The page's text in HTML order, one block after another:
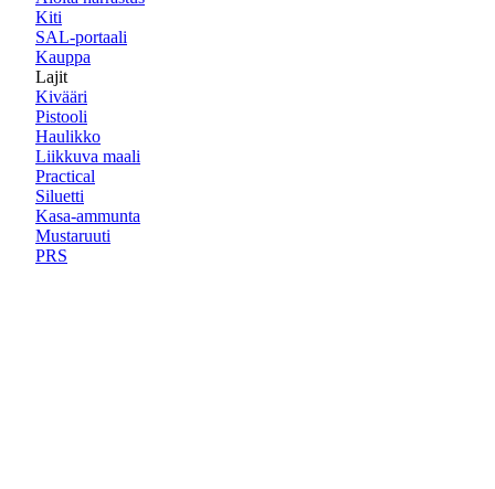
Kiti
SAL-portaali
Kauppa
Lajit
Kivääri
Pistooli
Haulikko
Liikkuva maali
Practical
Siluetti
Kasa-ammunta
Mustaruuti
PRS